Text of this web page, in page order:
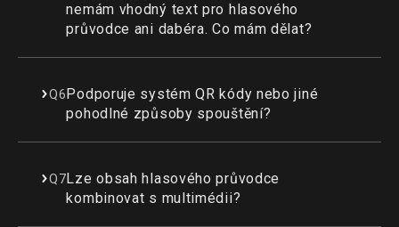
nemám vhodný text pro hlasového
průvodce ani dabéra. Co mám dělat?
Q6 Podporuje systém QR kódy nebo jiné
pohodlné způsoby spouštění?
Q7Lze obsah hlasového průvodce
kombinovat s multimédii?